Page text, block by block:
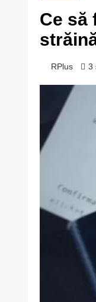
Ce să
RPlus 3